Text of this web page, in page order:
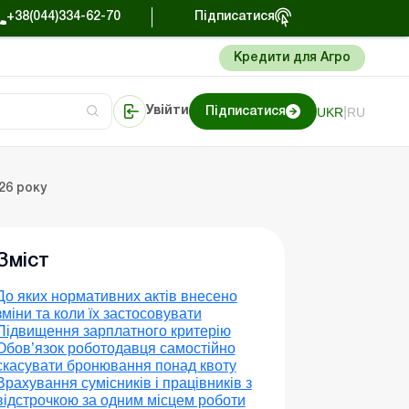
+38(044)334-62-70 Підписатися
Кредити для Агро
Увійти Підписатися UKR RU
року
яких нормативних актів внесено
та коли їх застосовувати
зарплатного критерію
роботодавця самостійно
бронювання понад квоту
сумісників і працівників з
за одним місцем роботи